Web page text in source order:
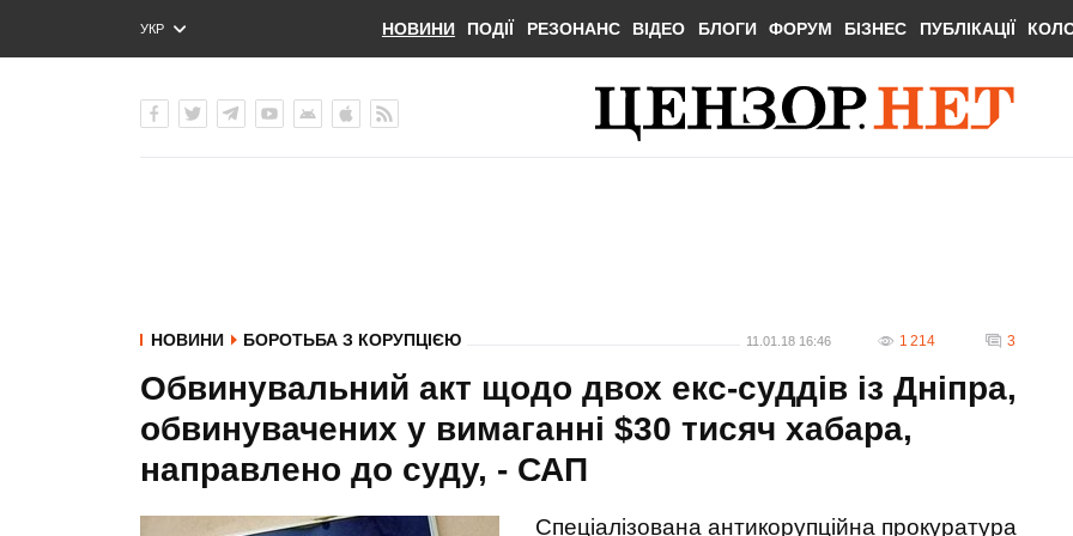
УКР
ENG
НОВИНИ ПОДІЇ РЕЗОНАНС ВІДЕО БЛОГИ ФОРУМ БІЗНЕС ПУБЛІКАЦІЇ
НОВИНИ БОРОТЬБА З КОРУПЦІЄЮ 11.01.18 16:46 1 214 3
Обвинувальний акт щодо двох екс-суддів із Дніпра,
обвинувачених у вимаганні $30 тисяч хабара,
направлено до суду, - САП
Спеціалізована антикорупційна прокуратура